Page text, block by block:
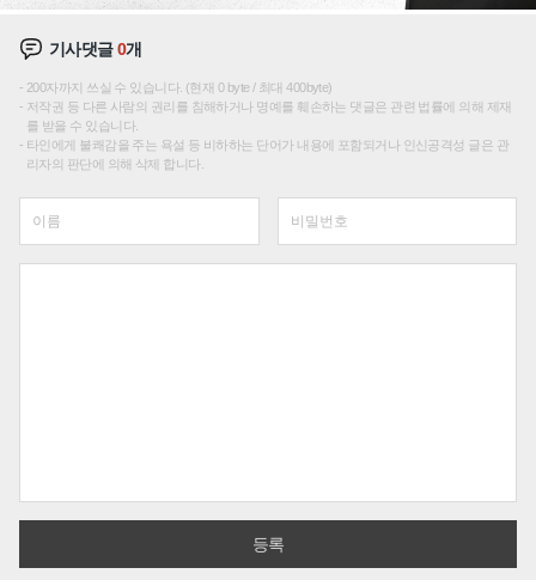
기사댓글0개
200자까지 쓰실 수 있습니다. (현재 0 byte / 최대 400byte)
저작권 등 다른 사람의 권리를 침해하거나 명예를 훼손하는 댓글은 관련 법률에 의해 제재
를 받을 수 있습니다.
타인에게 불쾌감을 주는 욕설 등 비하하는 단어가 내용에 포함되거나 인신공격성 글은 관
리자의 판단에 의해 삭제 합니다.